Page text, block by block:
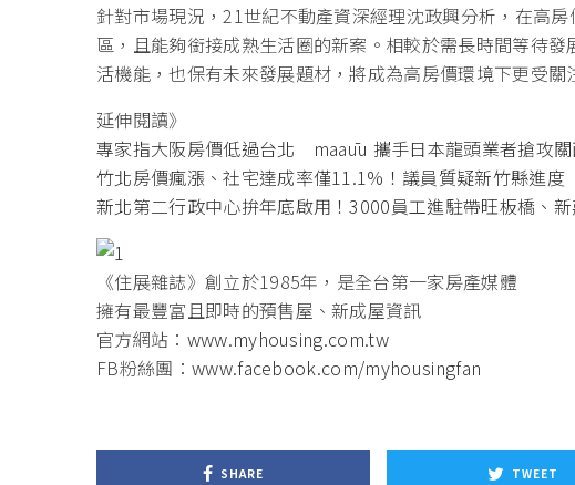
針對市場現況，21世紀不動產資深經理沈政興分析，在高
區，且能夠銜接成熟生活圈的新案。相較於需長時間等待
活機能，也保有未來發展題材，將成為高房價環境下更受關
延伸閱讀》
專家指大阪房價低過台北 maaūu 攜手日本龍頭業者搶攻
竹北房價瘋漲、社宅達成率僅11.1%！議員質疑新竹縣進度
新北第二行政中心拚年底啟用！3000員工進駐帶旺板橋、
《住展雜誌》創立於1985年，是全台第一家房產媒體
擁有最豐富且即時的預售屋、新成屋資訊
官方網站： www.myhousing.com.tw
FB粉絲團： www.facebook.com/myhousingfan
SHARE TWEET